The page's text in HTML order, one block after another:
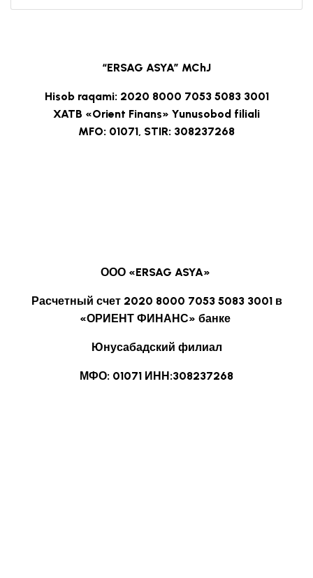
“ERSAG ASYA” MChJ
Hisob raqami: 2020 8000 7053 5083 3001
XATB «Orient Finans» Yunusobod filiali
MFO: 01071, STIR: 308237268
ООО «ERSAG ASYA»
Расчетный счет 2020 8000 7053 5083 3001 в
«ОРИЕНТ ФИНАНС» банке
Юнусабадский филиал
МФО: 01071 ИНН:308237268